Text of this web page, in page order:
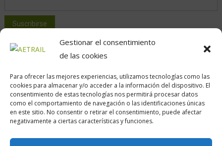
Gestionar el consentimiento
de las cookies
Para ofrecer las mejores experiencias, utilizamos tecnologías como las
cookies para almacenar y/o acceder a la información del dispositivo. El
consentimiento de estas tecnologías nos permitirá procesar datos
como el comportamiento de navegación o las identificaciones únicas
en este sitio. No consentir o retirar el consentimiento, puede afectar
negativamente a ciertas características y funciones.
Calle Daoiz, 12, Madrid